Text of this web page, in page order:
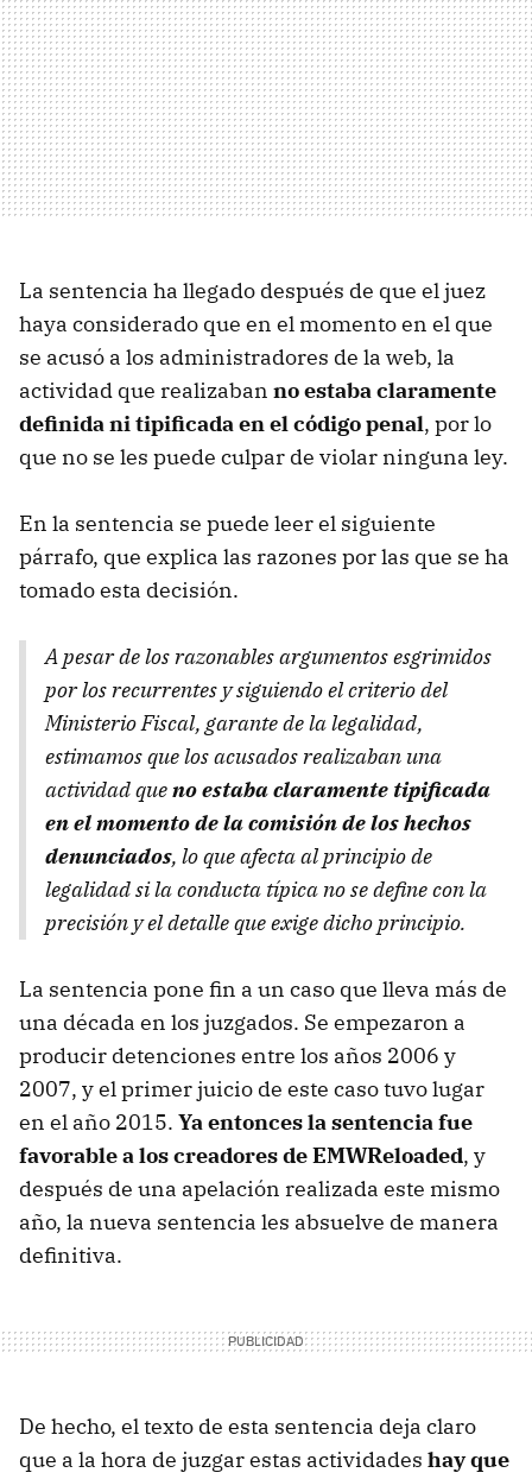
La sentencia ha llegado después de que el juez
haya considerado que en el momento en el que
se acusó a los administradores de la web, la
actividad que realizaban no estaba claramente
definida ni tipificada en el código penal, por lo
que no se les puede culpar de violar ninguna ley.
En la sentencia se puede leer el siguiente
párrafo, que explica las razones por las que se ha
tomado esta decisión.
A pesar de los razonables argumentos esgrimidos
por los recurrentes y siguiendo el criterio del
Ministerio Fiscal, garante de la legalidad,
estimamos que los acusados realizaban una
actividad queno estaba claramente tipificada
en el momento de la comisión de los hechos
denunciados, lo que afecta al principio de
legalidad si la conducta típica no se define con la
precisión y el detalle que exige dicho principio.
La sentencia pone fin a un caso que lleva más de
una década en los juzgados. Se empezaron a
producir detenciones entre los años 2006 y
2007, y el primer juicio de este caso tuvo lugar
en el año 2015. Ya entonces la sentencia fue
favorable a los creadores de EMWReloaded, y
después de una apelación realizada este mismo
año, la nueva sentencia les absuelve de manera
definitiva.
De hecho, el texto de esta sentencia deja claro
que a la hora de juzgar estas actividades hay que